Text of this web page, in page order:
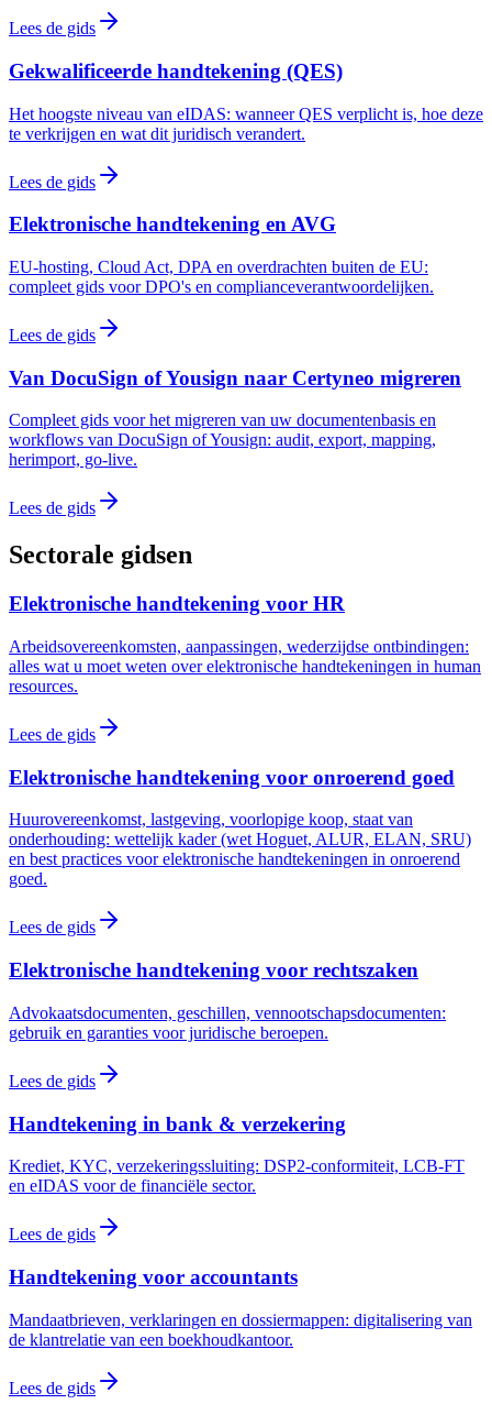
Lees de gids
Gekwalificeerde handtekening (QES)
Het hoogste niveau van eIDAS: wanneer QES verplicht is, hoe deze
te verkrijgen en wat dit juridisch verandert.
Lees de gids
Elektronische handtekening en AVG
EU-hosting, Cloud Act, DPA en overdrachten buiten de EU:
compleet gids voor DPO's en complianceverantwoordelijken.
Lees de gids
Van DocuSign of Yousign naar Certyneo migreren
Compleet gids voor het migreren van uw documentenbasis en
workflows van DocuSign of Yousign: audit, export, mapping,
herimport, go-live.
Lees de gids
Sectorale gidsen
Elektronische handtekening voor HR
Arbeidsovereenkomsten, aanpassingen, wederzijdse ontbindingen:
alles wat u moet weten over elektronische handtekeningen in human
resources.
Lees de gids
Elektronische handtekening voor onroerend goed
Huurovereenkomst, lastgeving, voorlopige koop, staat van
onderhouding: wettelijk kader (wet Hoguet, ALUR, ELAN, SRU)
en best practices voor elektronische handtekeningen in onroerend
goed.
Lees de gids
Elektronische handtekening voor rechtszaken
Advokaatsdocumenten, geschillen, vennootschapsdocumenten:
gebruik en garanties voor juridische beroepen.
Lees de gids
Handtekening in bank & verzekering
Krediet, KYC, verzekeringssluiting: DSP2-conformiteit, LCB-FT
en eIDAS voor de financiële sector.
Lees de gids
Handtekening voor accountants
Mandaatbrieven, verklaringen en dossiermappen: digitalisering van
de klantrelatie van een boekhoudkantoor.
Lees de gids